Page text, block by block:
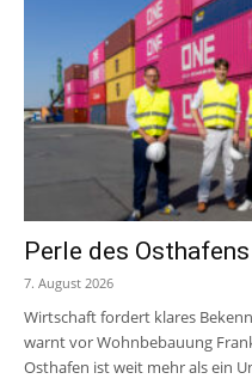
Perle des Osthafens
7. August 2026
Wirtschaft fordert klares
warnt vor Wohnbebauung
Osthafen ist weit mehr als ein